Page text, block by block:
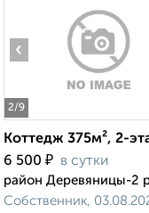
2/9
‹
Коттедж 375м², 2-
6 500 ₽ в сутки
район Деревяницы-2
Собственник,